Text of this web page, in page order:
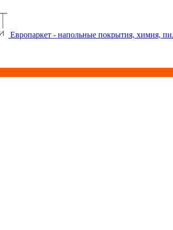
Европаркет - напольные покрытия, химия,